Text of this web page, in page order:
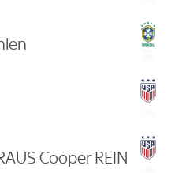
Cooper REIN